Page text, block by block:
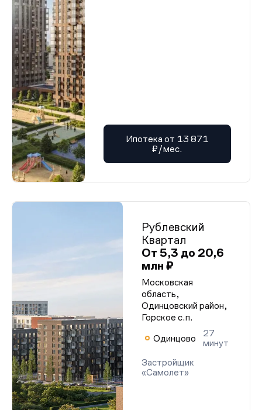
Ипотека от 13 871
₽/мес.
Рублевский
Квартал
От 5,3 до 20,6
млн ₽
Московская
область,
Одинцовский район,
Горское с.п.
Одинцово
27
минут
Застройщик
«Самолет»